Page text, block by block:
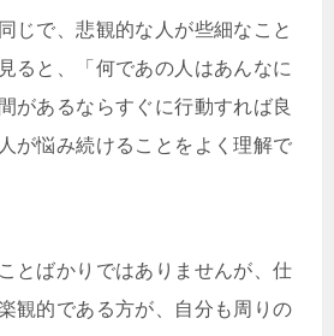
じで、悲観的な人が些細なこと
ると、「何であの人はあんなに
があるならすぐに行動すれば良
が悩み続けることをよく理解で
とばかりではありませんが、仕
観的である方が、自分も周りの